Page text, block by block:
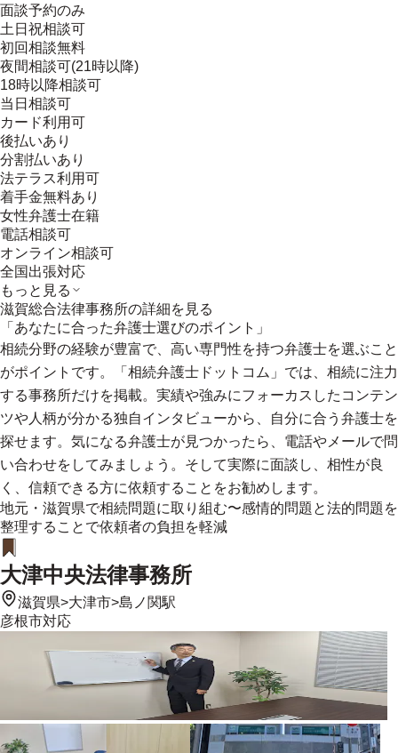
面談予約のみ
土日祝相談可
初回相談無料
夜間相談可(21時以降)
18時以降相談可
当日相談可
カード利用可
後払いあり
分割払いあり
法テラス利用可
着手金無料あり
女性弁護士在籍
電話相談可
オンライン相談可
全国出張対応
もっと見る
滋賀総合法律事務所の詳細を見る
「あなたに合った弁護士選びのポイント」
相続分野の経験が豊富で、高い専門性を持つ弁護士を選ぶこと
がポイントです。「相続弁護士ドットコム」では、相続に注力
する事務所だけを掲載。実績や強みにフォーカスしたコンテン
ツや人柄が分かる独自インタビューから、自分に合う弁護士を
探せます。気になる弁護士が見つかったら、電話やメールで問
い合わせをしてみましょう。そして実際に面談し、相性が良
く、信頼できる方に依頼することをお勧めします。
地元・滋賀県で相続問題に取り組む〜感情的問題と法的問題を
整理することで依頼者の負担を軽減
大津中央法律事務所
滋賀県>大津市>島ノ関駅
彦根市対応